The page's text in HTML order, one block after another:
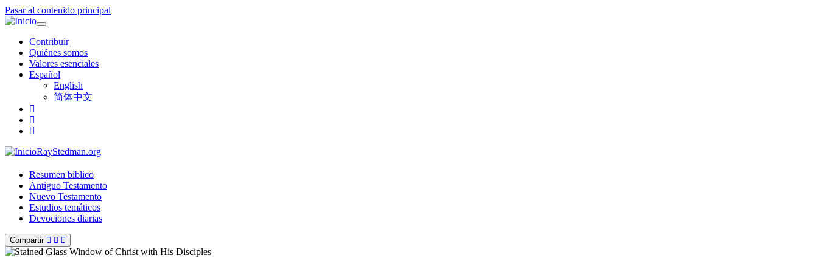
Pasar al contenido principal
Toggle
navigation
Contribuir
Quiénes somos
Valores esenciales
Español
English
简体中文
RayStedman.org
Resumen bíblico
Antiguo Testamento
Nuevo Testamento
Estudios temáticos
Devociones diarias
Compartir